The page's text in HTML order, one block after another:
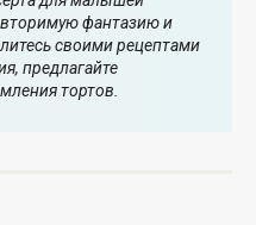
фантазию и
своими рецептами
предлагайте
тортов.